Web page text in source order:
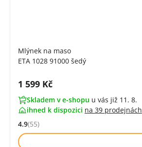
Mlýnek na maso
ETA 1028 91000 šedý
Cena s DPH:
1 599 Kč
Skladem v e-shopu u vás již 11. 8.
ihned k dispozici na 39 prodejnách
Hodnocení: 4.9 z 5 (55 recenzí)
4.9(55)